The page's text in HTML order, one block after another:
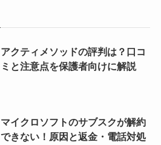
アクティメソッドの評判は？口コ
ミと注意点を保護者向けに解説
マイクロソフトのサブスクが解約
できない！原因と返金・電話対処